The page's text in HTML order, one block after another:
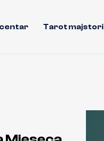
Tarot majstori